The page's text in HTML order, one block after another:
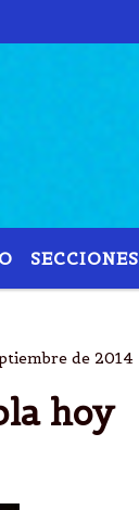
SECCIONES
de 2014
hoy